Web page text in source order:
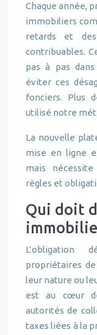
Chaque année,
immobiliers
retards et
contribuables.
pas à pas
éviter ces
fonciers. Plus
utilisé notre
La nouvelle
mise en ligne
mais
règles et
Qui doit
L’obligation
propriétaires
leur nature ou
est au cœur
autorités de
taxes liées à la